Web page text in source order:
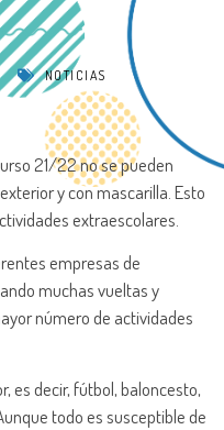
NOTICIAS
21/22 no se pueden
y con mascarilla. Esto
extraescolares.
empresas de
muchas vueltas y
número de actividades
es decir, fútbol, baloncesto,
todo es susceptible de